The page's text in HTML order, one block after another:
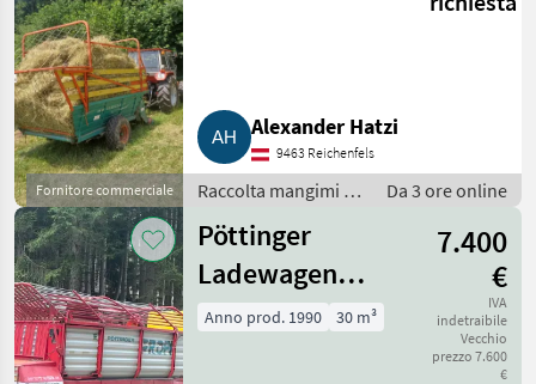
Fornitore commerciale
Alexander Hatzi
9463 Reichenfels
Raccolta mangimi /
Da 3 ore online
Pöttinger
Ladewagen
Ernteprofi
7.400
€
IVA
indetraibile
Vecchio
prezzo 7.600
€
Anno prod. 1990 30 m³